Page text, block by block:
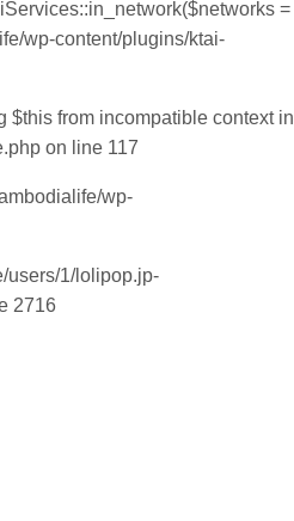
=
wp-content/plugins/ktai-
$this from incompatible context in
on line 117
wp-
users/1/lolipop.jp-
2716